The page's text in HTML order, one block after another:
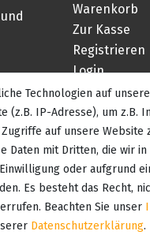
Warenkorb
Zur Kasse
Registrieren
Login
Technologien auf
(z.B. IP-Adresse), um z.B.
auf unsere
Daten mit Dritten, die wir
oder aufgrund
Es besteht das Recht,
Beachten Sie unser
Daten­schutz­erklärung.